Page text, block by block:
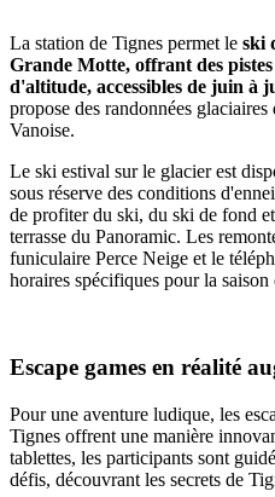
La station de Tignes permet le ski
Grande Motte, offrant des
d'altitude, accessibles de juin à
propose des randonnées
Vanoise.
Le ski estival sur le glacier est
sous réserve des conditions
de profiter du ski, du ski de fond
terrasse du Panoramic. Les
funiculaire Perce Neige et le
horaires spécifiques pour la saison
Escape games en réalité
Pour une aventure ludique, les
Tignes offrent une manière
tablettes, les participants sont
défis, découvrant les secrets de